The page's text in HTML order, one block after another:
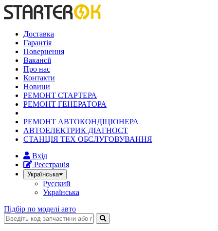
Доставка
Гарантія
Повернення
Вакансії
Про нас
Контакти
Новини
РЕМОНТ СТАРТЕРА
РЕМОНТ ГЕНЕРАТОРА
РЕМОНТ АВТОКОНДІЦІОНЕРА
АВТОЕЛЕКТРИК ДІАГНОСТ
СТАНЦІЯ ТЕХ ОБСЛУГОВУВАННЯ
Вхід
Реєстрація
Українська
Русский
Українська
Підбір по моделі авто